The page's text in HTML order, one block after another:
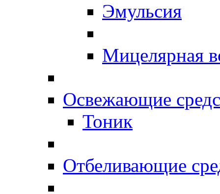
Эмульсия
Мицелярная
Освежающие
Тоник
Отбеливающие